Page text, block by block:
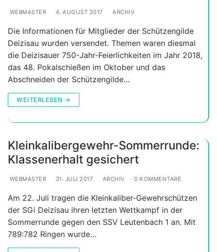
WEBMASTER 4. AUGUST 2017 ARCHIV
Die Informationen für Mitglieder der Schützengilde
Deizisau wurden versendet. Themen waren diesmal
die Deizisauer 750-Jahr-Feierlichkeiten im Jahr 2018,
das 48. Pokalschießen im Oktober und das
Abschneiden der Schützengilde…
WEITERLESEN →
Kleinkalibergewehr-Sommerrunde:
Klassenerhalt gesichert
WEBMASTER 31. JULI 2017 ARCHIV 0 KOMMENTARE
Am 22. Juli tragen die Kleinkaliber-Gewehrschützen
der SGi Deizisau ihren letzten Wettkampf in der
Sommerrunde gegen den SSV Leutenbach 1 an. Mit
789:782 Ringen wurde…